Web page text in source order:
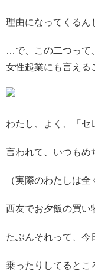
理由になってくるん
…で、この二つって、
女性起業にも言える
わたし、よく、「セ
言われて、いつもめ
（実際のわたしは
西友でお夕飯の買い
たぶんそれって、今
乗ったりしてるとこ